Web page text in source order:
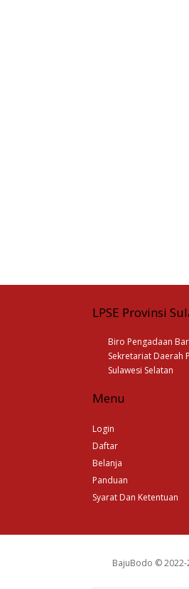
LPSE Provinsi
Biro Pengadaan
Sekretariat Daerah
Sulawesi Selatan
Menu
Login
Daftar
Belanja
Panduan
Syarat Dan Ketentuan
BajuBodo © 2022-